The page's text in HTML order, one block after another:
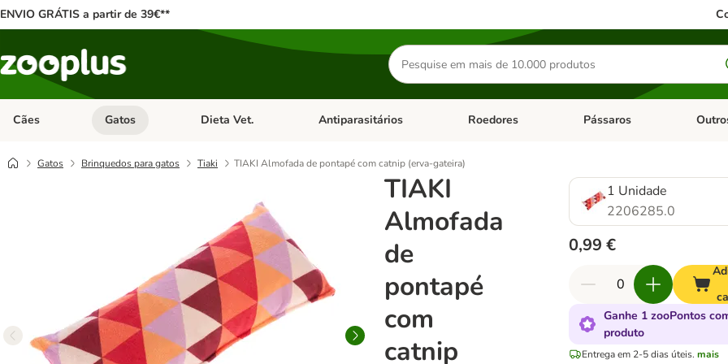
ENVIO GRÁTIS a partir de 39€**
Pesquisar
produtos
Cães Abrir menu de categoria: Cães
Gatos Abrir menu de categoria: Gatos
Dieta Vet. Abrir menu de categoria: Dieta Vet.
Antiparasitários Abrir menu de categoria: Antiparasitários
Roedores Abrir menu de categoria:
Pássaros Abrir
Gatos Brinquedos para gatos Tiaki TIAKI Almofada de pontapé com catnip (erva-gateira)
TIAKI
Almofada
de
pontapé
com
catnip
1 Unidade
2206285.0
0,99 €
Ganhe 1 zooPontos
produto
Entrega em 2-5 dias úteis. mais